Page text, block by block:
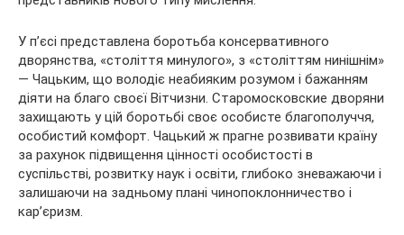
У п’єсі представлена боротьба консервативного
дворянства, «століття минулого», з «століттям нинішнім»
— Чацьким, що володіє неабияким розумом і бажанням
діяти на благо своєї Вітчизни. Старомосковские дворяни
захищають у цій боротьбі своє особисте благополуччя,
особистий комфорт. Чацький ж прагне розвивати країну
за рахунок підвищення цінності особистості в
суспільстві, розвитку наук і освіти, глибоко зневажаючи і
залишаючи на задньому плані чинопоклонничество і
кар’єризм.